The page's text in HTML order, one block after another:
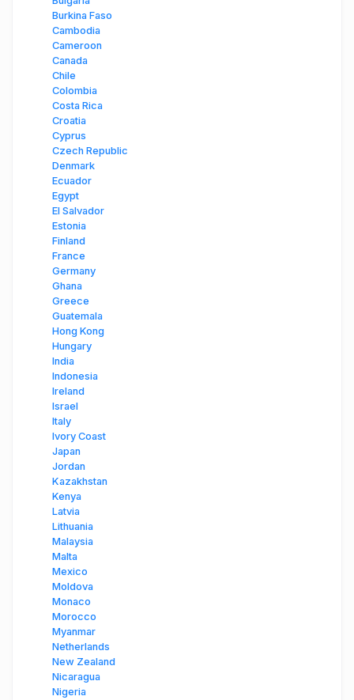
Burkina Faso
Cambodia
Cameroon
Canada
Chile
Colombia
Costa Rica
Croatia
Cyprus
Czech Republic
Denmark
Ecuador
Egypt
El Salvador
Estonia
Finland
France
Germany
Ghana
Greece
Guatemala
Hong Kong
Hungary
India
Indonesia
Ireland
Israel
Italy
Ivory Coast
Japan
Jordan
Kazakhstan
Kenya
Latvia
Lithuania
Malaysia
Malta
Mexico
Moldova
Monaco
Morocco
Myanmar
Netherlands
New Zealand
Nicaragua
Nigeria